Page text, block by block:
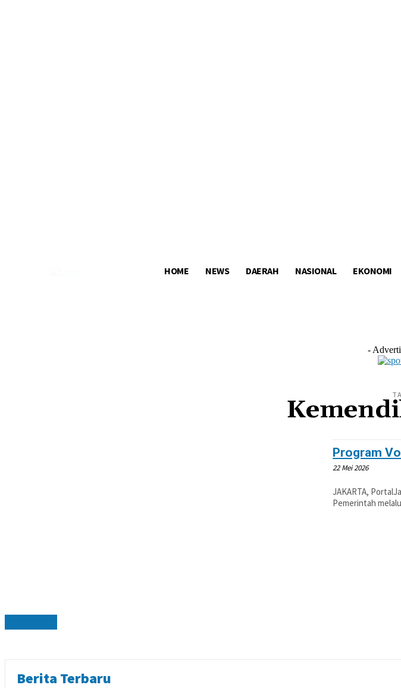
DAERAH NASIONAL EKONOMI LIFESTYLE
HOME NEWS DAERAH NASIONAL EKONOMI
-
Program
22 Mei 2026
JAKARTA,
Pemerintah
Berita Terbaru